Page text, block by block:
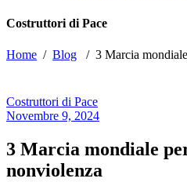
Costruttori di Pace
Home / Blog / 3 Marcia
Costruttori di Pace
Novembre 9, 2024
3 Marcia mondiale
nonviolenza